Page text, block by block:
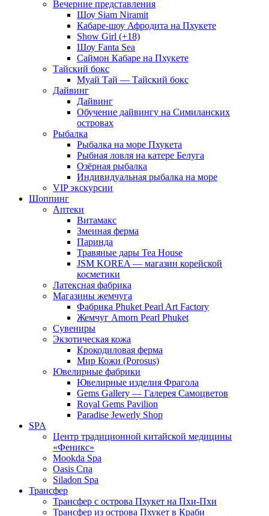
Вечерние представления
Шоу Siam Niramit
Кабаре-шоу Афродита на Пхукете
Show Girl (+18)
Шоу Fanta Sea
Саймон Кабаре на Пхукете
Тайский бокс
Муай Тай — Тайский бокс
Дайвинг
Дайвинг
Обучение дайвингу на Симиланских
островах
Рыбалка
Рыбалка на море Пхукета
Рыбная ловля на катере Белуга
Озёрная рыбалка
Индивидуальная рыбалка на море
VIP экскурсии
Шоппинг
Аптеки
Витамакс
Змеиная ферма
Паринда
Травяные дары Tea House
JSM KOREA — магазин корейской
косметики
Латексная фабрика
Магазины жемчуга
Фабрика Phuket Pearl Art Factory
Жемчуг Amorn Pearl Phuket
Сувениры
Экзотическая кожа
Крокодиловая ферма
Мир Кожи (Porosus)
Ювелирные фабрики
Ювелирные изделия Фрагола
Gems Gallery — Галерея Самоцветов
Royal Gems Pavilion
Paradise Jewerly Shop
SPA
Центр традиционной китайской медицины
«Феникс»
Mookda Spa
Oasis Спа
Siladon Spa
Трансфер
Трансфер с острова Пхукет на Пхи-Пхи
Трансфер из острова Пхукет в Краби